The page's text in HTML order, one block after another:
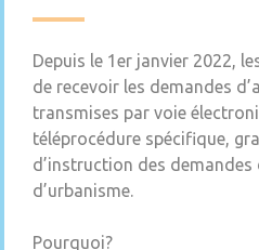
Depuis le 1er janvier 2022,
de recevoir les demandes
transmises par voie
téléprocédure spécifique,
d’instruction des
d’urbanisme.
Pourquoi?